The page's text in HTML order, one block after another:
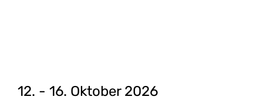
12. - 16. Oktober 2026